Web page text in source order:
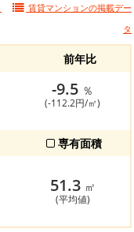
賃貸マンションの掲載デー
タ
前年比
-9.5 ％
(-112.2円/㎡)
専有面積
51.3 ㎡
(平均値)